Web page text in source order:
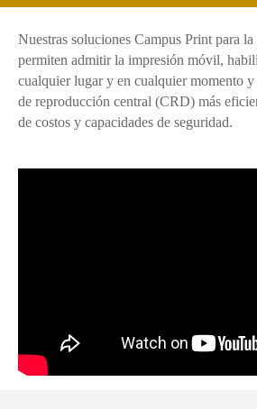
Nuestras soluciones Campus Print para
permiten admitir la impresión móvil,
cualquier lugar y en cualquier momento y
de reproducción central (CRD) más
de costos y capacidades de seguridad.